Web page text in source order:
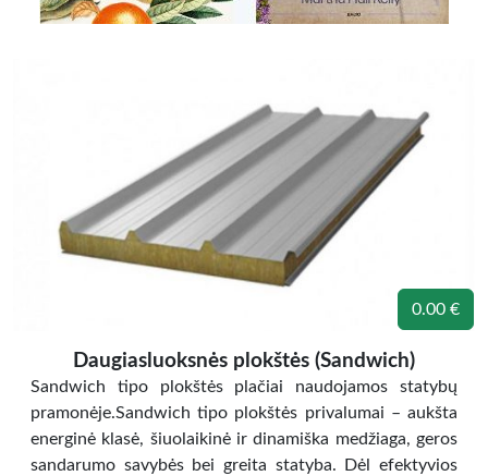
0.00 €
Daugiasluoksnės plokštės (Sandwich)
Sandwich tipo plokštės plačiai naudojamos statybų
pramonėje.Sandwich tipo plokštės privalumai – aukšta
energinė klasė, šiuolaikinė ir dinamiška medžiaga, geros
sandarumo savybės bei greita statyba. Dėl efektyvios